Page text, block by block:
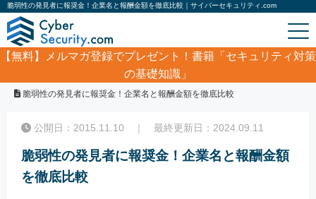
脆弱性の発見者に報奨金！企業名と報酬金額を徹底比較｜サイバーセキュリティ.com
【無料】
メルマガ登録でプレゼント！書籍「セキュリティ対策
の基礎知識」
脆弱性の発見者に報奨金！企業名と報酬金額を徹底比較
公開日：2015.11.10 ｜ 最終更新日：2024.09.11
脆弱性の発見者に報奨金！企業名と報酬金額
を徹底比較